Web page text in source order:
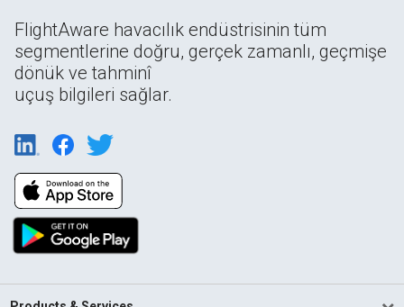
FlightAware havacılık endüstrisinin tüm
segmentlerine doğru, gerçek zamanlı, geçmişe
dönük ve tahminî
uçuş bilgileri sağlar.